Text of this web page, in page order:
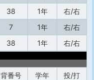
38 1年
右/右
7 1年
右/右
38 1年
右/右
背番号 学年
投/打